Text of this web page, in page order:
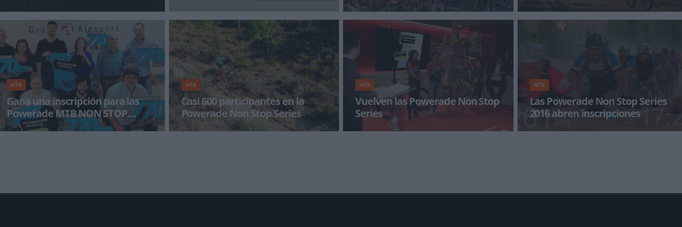
La prueba ciclista Powerade Non Stop
Barcelona-San Sebastián, que unirá los 709
kilómetros ent
Hoy 20 de mayo será el último día para
inscribirse a una de las pruebas en mountain
Sebastian?
La POWERADE Barcelona-San Sebastián sigue
el legado de su prueba hermana con su
MTB
Gana una inscripción para las
Powerade MTB NON STOP
SERIES
Bajo el hashtag #770kmNONSTOP se inicia una
MTB
Casi 600 participantes en la
Powerade Non Stop Series
El número de inscripciones para las Powerade
MTB
Vuelven las Powerade Non Stop
Series
Las Powerade Non Stop Series, un reto que
MTB
Las Powerade Non Stop Series
2016 abren inscripciones
Las Powerade Non Stop Series ya tienen fecha